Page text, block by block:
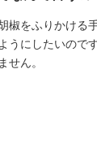
椒をふりかける
うにしたいので
せん。